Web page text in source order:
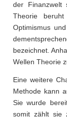
der Finanzwelt
Theorie
Optimismus
bezeichnet.
Wellen Theorie
Eine weitere
Methode kann
Sie wurde
somit zählt sie